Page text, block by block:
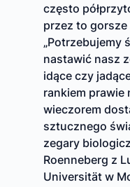
często
przez to
„Potrzebujemy
nastawić nasz
idące czy
rankiem prawie
wieczorem
sztucznego
zegary
Roenneberg z
Universität w